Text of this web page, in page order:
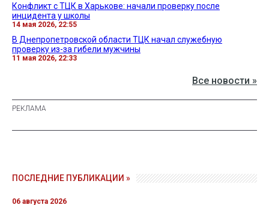
Конфликт с ТЦК в Харькове: начали проверку после
инцидента у школы
14 мая 2026, 22:55
В Днепропетровской области ТЦК начал служебную
проверку из-за гибели мужчины
11 мая 2026, 22:33
Все новости »
ПОСЛЕДНИЕ ПУБЛИКАЦИИ »
06 августа 2026